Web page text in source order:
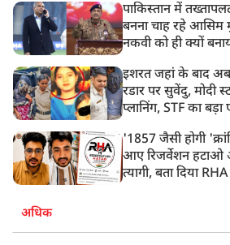
पाकिस्तान में
बनना चाह रहे आसिम
नकवी को ही क्यों
इशरत जहां के बाद
रडार पर सुवेंदु, मोदी
प्लानिंग, STF का
'1857 जैसी होगी
आए रिजर्वेशन हटाओ
त्यागी, बता दिया
अधिक